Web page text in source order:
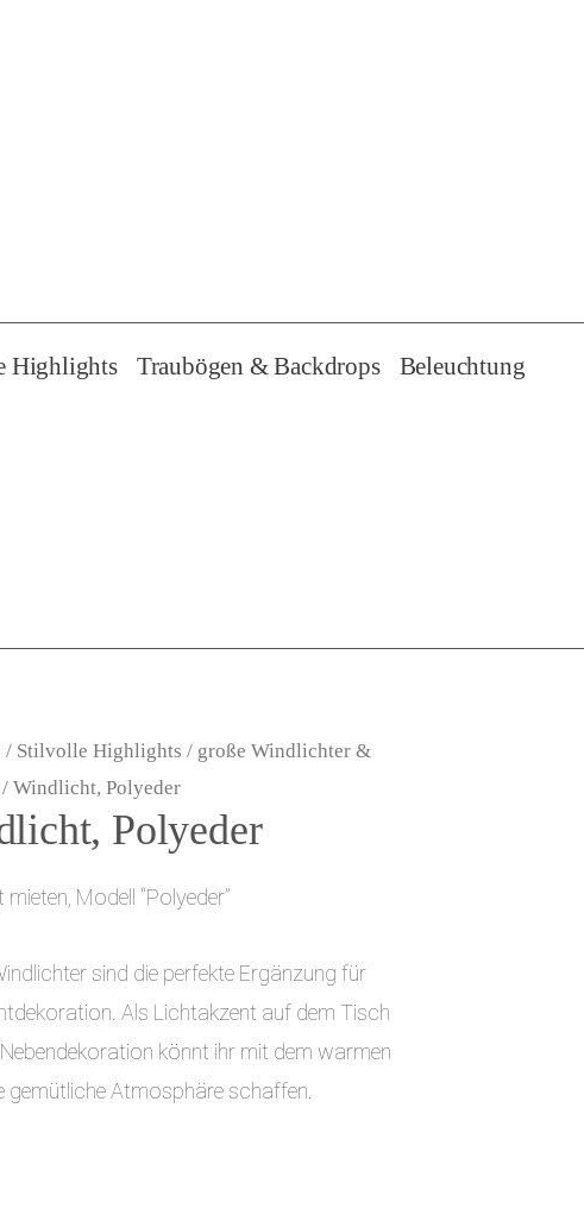
Highlights Traubögen & Backdrops
Beleuchtung
/ Stilvolle Highlights / große Windlichter &
/ Windlicht, Polyeder
Polyeder
Modell “Polyeder”
sind die perfekte Ergänzung für
Als Lichtakzent auf dem Tisch
könnt ihr mit dem warmen
gemütliche Atmosphäre schaffen.